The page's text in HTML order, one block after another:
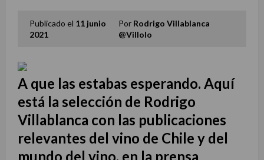
Publicado el 11 junio
2021
Por Rodrigo Villablanca
@Villolo
A que las estabas esperando. Aquí
está la selección de Rodrigo
Villablanca con las publicaciones
relevantes del vino de Chile y del
mundo del vino, en la prensa